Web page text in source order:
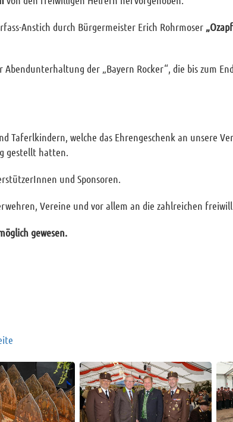
Anstich durch Bürgermeister Erich Rohrmoser
der „Bayern Rocker“, die bis zum
Taferlkindern, welche das Ehrengeschenk an unsere
gestellt hatten.
und Sponsoren.
Vereine und vor allem an die zahlreichen
gewesen.